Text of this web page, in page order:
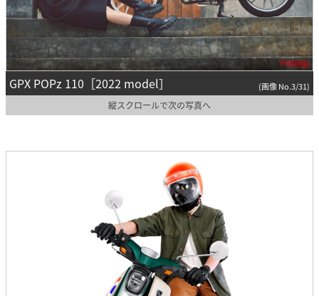
GPX POPz 110［2022 model］ (画像 No.3/31)
縦スクロールで次の写真へ